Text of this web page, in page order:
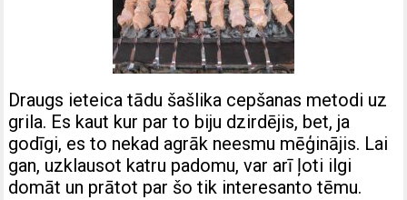
Draugs ieteica tādu šašlika cepšanas metodi uz
grila. Es kaut kur par to biju dzirdējis, bet, ja
godīgi, es to nekad agrāk neesmu mēģinājis. Lai
gan, uzklausot katru padomu, var arī ļoti ilgi
domāt un prātot par šo tik interesanto tēmu.